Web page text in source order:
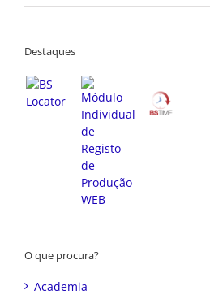
Destaques
O que procura?
Academia